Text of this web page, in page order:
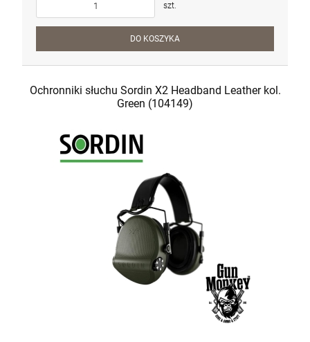
szt.
DO KOSZYKA
Ochronniki słuchu Sordin X2 Headband Leather kol.
Green (104149)